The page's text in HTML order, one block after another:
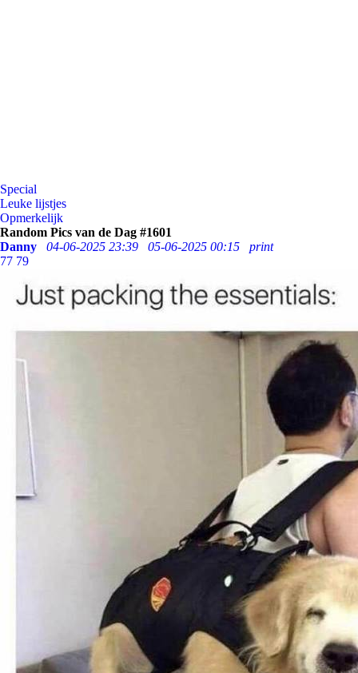
Special
Leuke lijstjes
Opmerkelijk
Random Pics van de Dag #1601
Danny
04-06-2025 23:39 05-06-2025 00:15
print
77 79